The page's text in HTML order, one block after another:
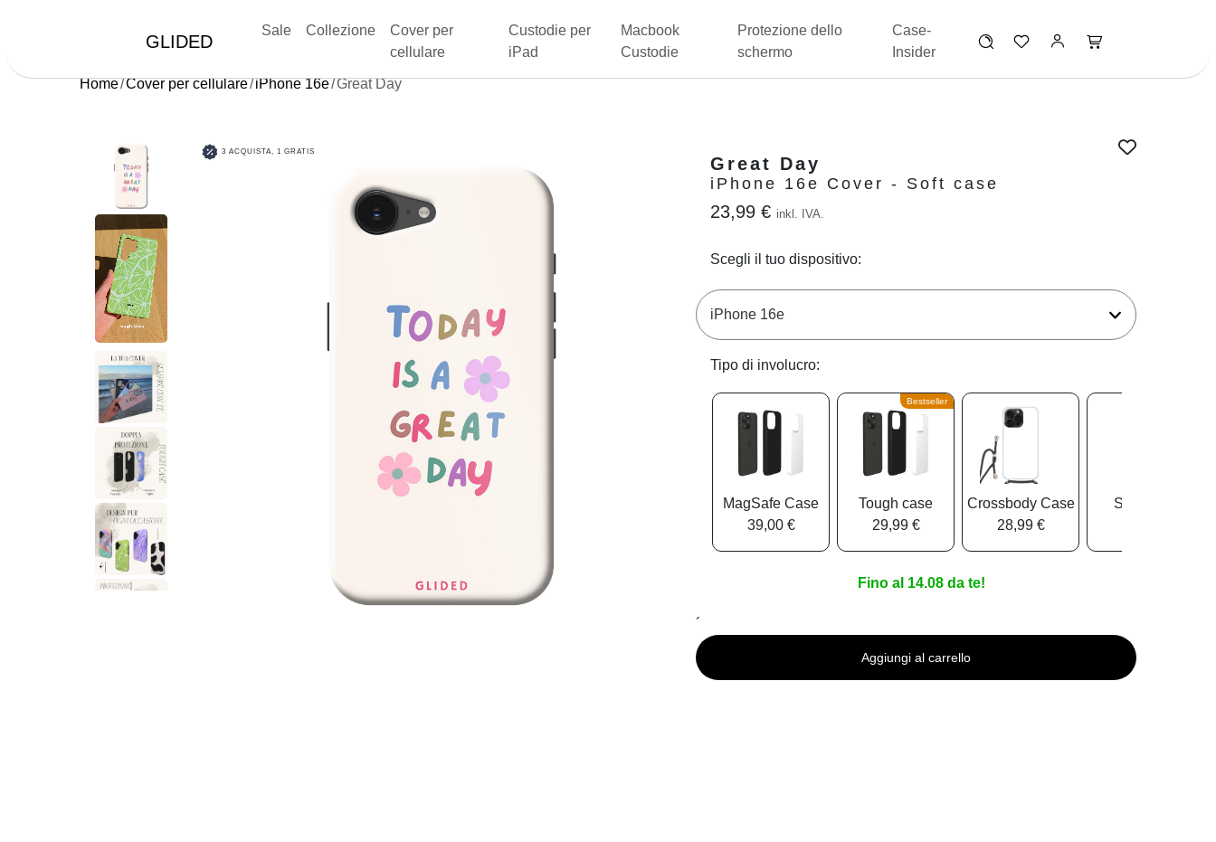
GLIDED
Sale Collezione
Cover per
cellulare
Custodie per
iPad
Macbook
Custodie
Protezione dello
schermo
Case-
Insider
Home Cover per cellulare iPhone 16e Great Day
3 ACQUISTA, 1 GRATIS
Great Day
iPhone 16e Cover - Soft case
23,99 € inkl. IVA.
Scegli il tuo dispositivo:
Tipo di involucro:
MagSafe Case
39,00 €
Bestseller
Tough case
29,99 €
Crossbody Case
28,99 €
Soft Case
Fino al 14.08 da te!
´
Aggiungi al carrello